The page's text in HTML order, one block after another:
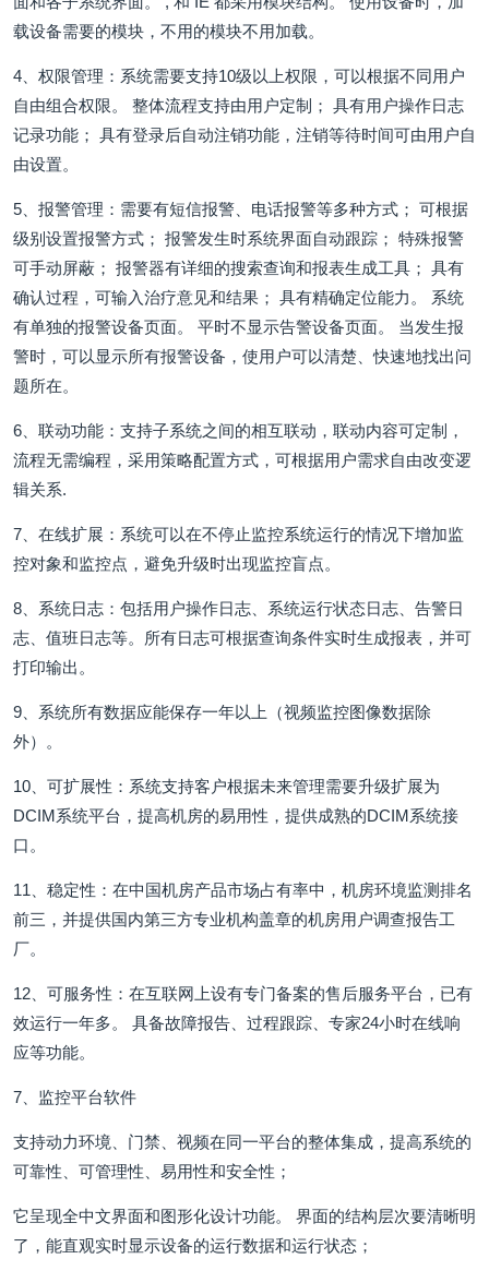
载设备需要的模块，不用的模块不用加载。
4、权限管理：系统需要支持10级以上权限，可以根据不同用户
自由组合权限。 整体流程支持由用户定制； 具有用户操作日志
记录功能； 具有登录后自动注销功能，注销等待时间可由用户自
由设置。
5、报警管理：需要有短信报警、电话报警等多种方式； 可根据
级别设置报警方式； 报警发生时系统界面自动跟踪； 特殊报警
可手动屏蔽； 报警器有详细的搜索查询和报表生成工具； 具有
确认过程，可输入治疗意见和结果； 具有精确定位能力。 系统
有单独的报警设备页面。 平时不显示告警设备页面。 当发生报
警时，可以显示所有报警设备，使用户可以清楚、快速地找出问
题所在。
6、联动功能：支持子系统之间的相互联动，联动内容可定制，
流程无需编程，采用策略配置方式，可根据用户需求自由改变逻
辑关系.
7、在线扩展：系统可以在不停止监控系统运行的情况下增加监
控对象和监控点，避免升级时出现监控盲点。
8、系统日志：包括用户操作日志、系统运行状态日志、告警日
志、值班日志等。所有日志可根据查询条件实时生成报表，并可
打印输出。
9、系统所有数据应能保存一年以上（视频监控图像数据除
外）。
10、可扩展性：系统支持客户根据未来管理需要升级扩展为
DCIM系统平台，提高机房的易用性，提供成熟的DCIM系统接
口。
11、稳定性：在中国机房产品市场占有率中，机房环境监测排名
前三，并提供国内第三方专业机构盖章的机房用户调查报告工
厂。
12、可服务性：在互联网上设有专门备案的售后服务平台，已有
效运行一年多。 具备故障报告、过程跟踪、专家24小时在线响
应等功能。
7、监控平台软件
支持动力环境、门禁、视频在同一平台的整体集成，提高系统的
可靠性、可管理性、易用性和安全性；
它呈现全中文界面和图形化设计功能。 界面的结构层次要清晰明
了，能直观实时显示设备的运行数据和运行状态；